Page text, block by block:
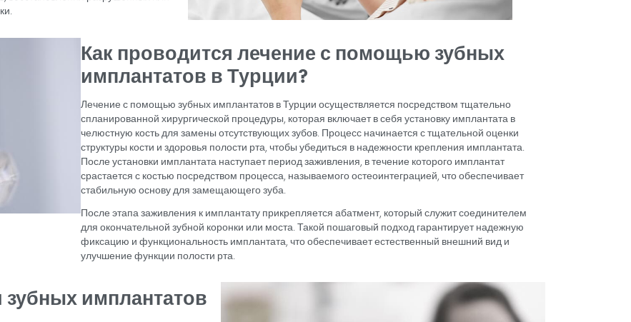
большую стабильность и комфорт при повседневных действиях, таких как
потерю костной ткани, которая может произойти при отсутствии зубов.
Кроме того, зубные имплантаты не влияют на соседние зубы, что является
сравнению с некоторыми другими методами реставрации, которые
зубов. Их долгосрочная эффективность и способность поддерживать
реставраций делают имплантаты практичным выбором для тех, кто ищет
долговечную замену зубов.
с помощью зубных
подходит для лиц старше 18 лет, у которых
хронических заболеваний. Лица, страдающие
антикоагулянты, могут быть допущены к